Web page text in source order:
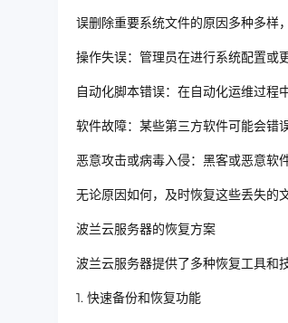
误删除重要系统文件的原因多种多样
操作失误：管理员在进行系统配置或
自动化脚本错误：在自动化运维过程
软件故障：某些第三方软件可能会错
恶意攻击或病毒入侵：黑客或恶意软
无论原因如何，及时恢复这些丢失的
波兰云服务器的恢复方案
波兰云服务器提供了多种恢复工具和
1. 快速备份和恢复功能